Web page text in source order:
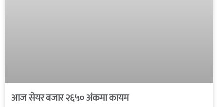
आज सेयर बजार २६५० अंकमा कायम